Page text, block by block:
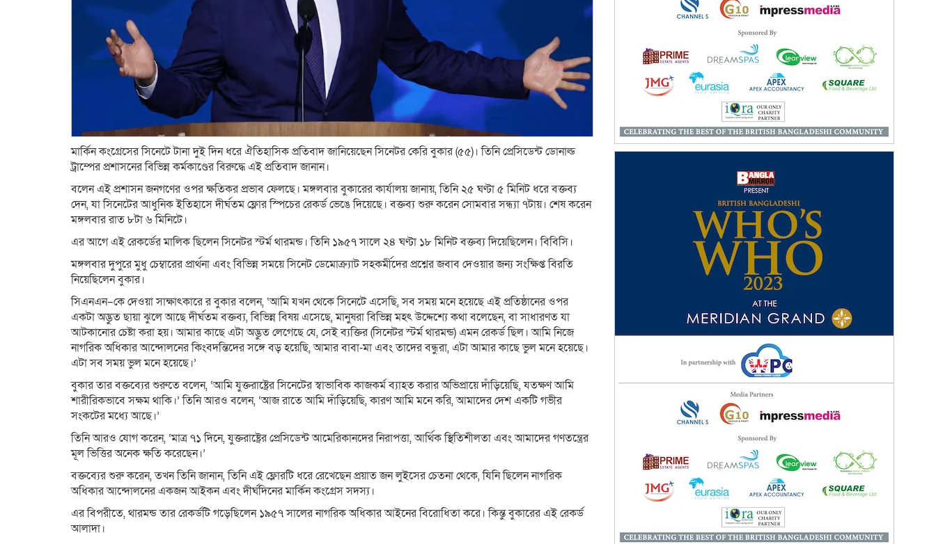
মার্কিন কংগ্রেসের সিনেটে টানা দুই দিন ধরে ঐতিহাসিক প্রতিবাদ জানিয়েছেন সিনেটর কেরি বুকার (৫৫)। তিনি প্রেসিডেন্ট ডোনাল্ড
ট্রাম্পের প্রশাসনের বিভিন্ন কর্মকাণ্ডের বিরুদ্ধে এই প্রতিবাদ জানান।
বলেন এই প্রশাসন জনগণের ওপর ক্ষতিকর প্রভাব ফেলছে। মঙ্গলবার বুকারের কার্যালয় জানায়, তিনি ২৫ ঘণ্টা ৫ মিনিট ধরে বক্তব্য
দেন, যা সিনেটের আধুনিক ইতিহাসে দীর্ঘতম ফ্লোর স্পিচের রেকর্ড ভেঙে দিয়েছে। বক্তব্য শুরু করেন সোমবার সন্ধ্যা ৭টায়। শেষ করেন
মঙ্গলবার রাত ৮টা ৬ মিনিটে।
এর আগে এই রেকর্ডের মালিক ছিলেন সিনেটর স্টর্ম থারমন্ড। তিনি ১৯৫৭ সালে ২৪ ঘণ্টা ১৮ মিনিট বক্তব্য দিয়েছিলেন। বিবিসি।
মঙ্গলবার দুপুরে মুধু চেম্বারের প্রার্থনা এবং বিভিন্ন সময়ে সিনেট ডেমোক্র্যাট সহকর্মীদের প্রশ্নের জবাব দেওয়ার জন্য সংক্ষিপ্ত বিরতি
নিয়েছিলেন বুকার।
সিএনএন–কে দেওয়া সাক্ষাৎকারে র বুকার বলেন, ‘আমি যখন থেকে সিনেটে এসেছি, সব সময় মনে হয়েছে এই প্রতিষ্ঠানের ওপর
একটা অদ্ভুত ছায়া ঝুলে আছে দীর্ঘতম বক্তব্য, বিভিন্ন বিষয় এসেছে, মানুষরা বিভিন্ন মহৎ উদ্দেশ্যে কথা বলেছেন, বা সাধারণত যা
আটকানোর চেষ্টা করা হয়। আমার কাছে এটা অদ্ভুত লেগেছে যে, সেই ব্যক্তির (সিনেটর স্টর্ম থারমন্ড) এমন রেকর্ড ছিল। আমি নিজে
নাগরিক অধিকার আন্দোলনের কিংবদন্তিদের সঙ্গে বড় হয়েছি, আমার বাবা-মা এবং তাদের বন্ধুরা, এটা আমার কাছে ভুল মনে হয়েছে।
এটা সব সময় ভুল মনে হয়েছে।’
বুকার তার বক্তব্যের শুরুতে বলেন, ‘আমি যুক্তরাষ্ট্রের সিনেটের স্বাভাবিক কাজকর্ম ব্যাহত করার অভিপ্রায়ে দাঁড়িয়েছি, যতক্ষণ আমি
শারীরিকভাবে সক্ষম থাকি।’ তিনি আরও বলেন, ‘আজ রাতে আমি দাঁড়িয়েছি, কারণ আমি মনে করি, আমাদের দেশ একটি গভীর
সংকটের মধ্যে আছে।’
তিনি আরও যোগ করেন, ‘মাত্র ৭১ দিনে, যুক্তরাষ্ট্রের প্রেসিডেন্ট আমেরিকানদের নিরাপত্তা, আর্থিক স্থিতিশীলতা এবং আমাদের গণতন্ত্রের
মূল ভিত্তির অনেক ক্ষতি করেছেন।’
বক্তব্যের শুরু করেন, তখন তিনি জানান, তিনি এই ফ্লোরটি ধরে রেখেছেন প্রয়াত জন লুইসের চেতনা থেকে, যিনি ছিলেন নাগরিক
অধিকার আন্দোলনের একজন আইকন এবং দীর্ঘদিনের মার্কিন কংগ্রেস সদস্য।
এর বিপরীতে, থারমন্ড তার রেকর্ডটি গড়েছিলেন ১৯৫৭ সালের নাগরিক অধিকার আইনের বিরোধিতা করে। কিন্তু বুকারের এই রেকর্ড
আলাদা।